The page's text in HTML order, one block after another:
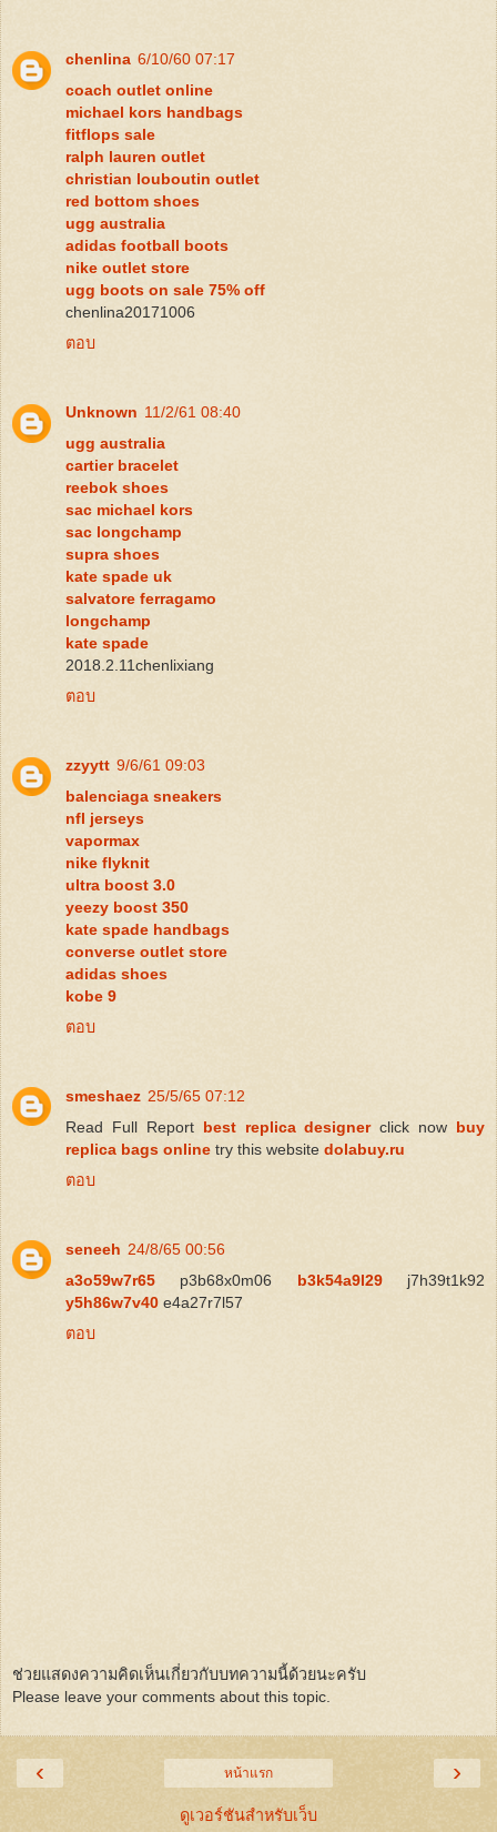
chenlina 6/10/60 07:17
coach outlet online
michael kors handbags
fitflops sale
ralph lauren outlet
christian louboutin outlet
red bottom shoes
ugg australia
adidas football boots
nike outlet store
ugg boots on sale 75% off
chenlina20171006
ตอบ
Unknown 11/2/61 08:40
ugg australia
cartier bracelet
reebok shoes
sac michael kors
sac longchamp
supra shoes
kate spade uk
salvatore ferragamo
longchamp
kate spade
2018.2.11chenlixiang
ตอบ
zzyytt 9/6/61 09:03
balenciaga sneakers
nfl jerseys
vapormax
nike flyknit
ultra boost 3.0
yeezy boost 350
kate spade handbags
converse outlet store
adidas shoes
kobe 9
ตอบ
smeshaez 25/5/65 07:12
Read Full Report best replica designerclick now buy
replica bags online try this website dolabuy.ru
ตอบ
seneeh 24/8/65 00:56
a3o59w7r65 p3b68x0m06 b3k54a9l29 j7h39t1k92
y5h86w7v40 e4a27r7l57
ตอบ
ช่วยแสดงความคิดเห็นเกี่ยวกับบทความนี้ด้วยนะครับ
Please leave your comments about this topic.
‹ ›
หน้าแรก
ดูเวอร์ชันสำหรับเว็บ